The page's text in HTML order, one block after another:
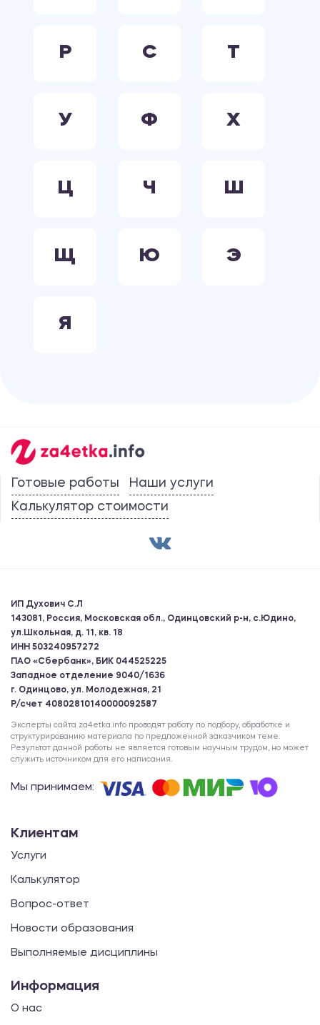
Р С Т
У Ф Х
Ц Ч Ш
Щ Ю Э
Я
Готовые работы
Наши услуги
Калькулятор стоимости
ИП Духович С.Л
143081, Россия, Московская обл., Одинцовский р-н, с.Юдино,
ул.Школьная, д. 11, кв. 18
ИНН 503240957272
ПАО «Сбербанк», БИК 044525225
Западное отделение 9040/1636
г. Одинцово, ул. Молодежная, 21
Р/счет 40802810140000092587
Эксперты сайта za4etka.info проводят работу по подбору, обработке и
структурированию материала по предложенной заказчиком теме.
Результат данной работы не является готовым научным трудом, но может
служить источником для его написания.
Мы принимаем:
Клиентам
Услуги
Калькулятор
Вопрос-ответ
Новости образования
Выполняемые дисциплины
Информация
О нас